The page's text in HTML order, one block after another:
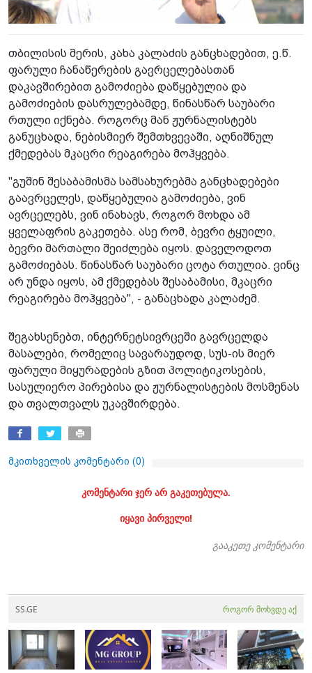
თბილისის მერის, კახა კალაძის განცხადებით, ე.წ.
ფარული ჩანაწერების გავრცელებასთან
დაკავშირებით გამოძიება დაწყებულია და
გამოძიების დასრულებამდე, წინასწარ საუბარი
რთული იქნება. როგორც მან ჟურნალისტებს
განუცხადა, ნებისმიერ შემთხვევაში, აღნიშნულ
ქმედებას მკაცრი რეაგირება მოჰყვება.
"გუშინ შესაბამისმა სამსახურებმა განცხადებები
გაავრცელეს, დაწყებულია გამოძიება, ვინ
ავრცელებს, ვინ ინახავს, როგორ მოხდა ამ
ყველაფრის გაკეთება. ასე რომ, ბევრი ტყუილი,
ბევრი მართალი შეიძლება იყოს. დაველოდოთ
გამოძიებას. წინასწარ საუბარი ცოტა რთულია. ვინც
არ უნდა იყოს, ამ ქმედებას შესაბამისი, მკაცრი
რეაგირება მოჰყვება", - განაცხადა კალაძემ.
შეგახსენებთ, ინტერნეტსივრცეში გავრცელდა
მასალები, რომელიც სავარაუდოდ, სუს-ის მიერ
ფარული მიყურადების გზით პოლიტიკოსების,
სასულიერო პირებისა და ჟურნალისტების მოსმენას
და თვალთვალს უკავშირდება.
მკითხველის კომენტარი (0)
კომენტარი ჯერ არ გაკეთებულა.
იყავი პირველი!
გააკეთე კომენტარი
SS.GE როგორ მოხვდე აქ